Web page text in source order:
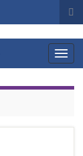
Вкл/
выкл